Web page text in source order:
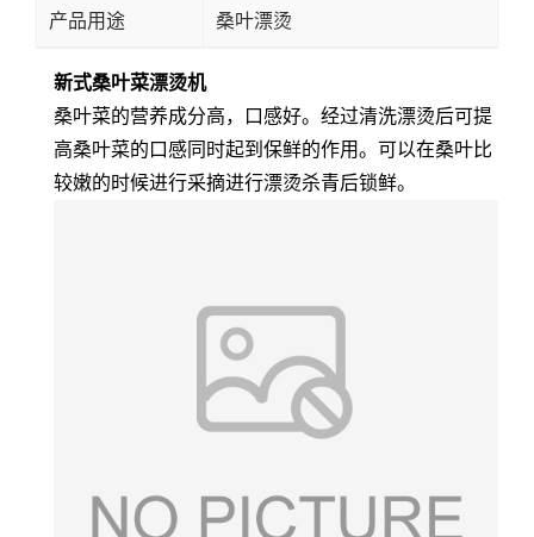
产品用途 桑叶漂烫
新式桑叶菜漂烫机
桑叶菜的营养成分高，口感好。经过清洗漂烫后可提
高桑叶菜的口感同时起到保鲜的作用。可以在桑叶比
较嫩的时候进行采摘进行漂烫杀青后锁鲜。